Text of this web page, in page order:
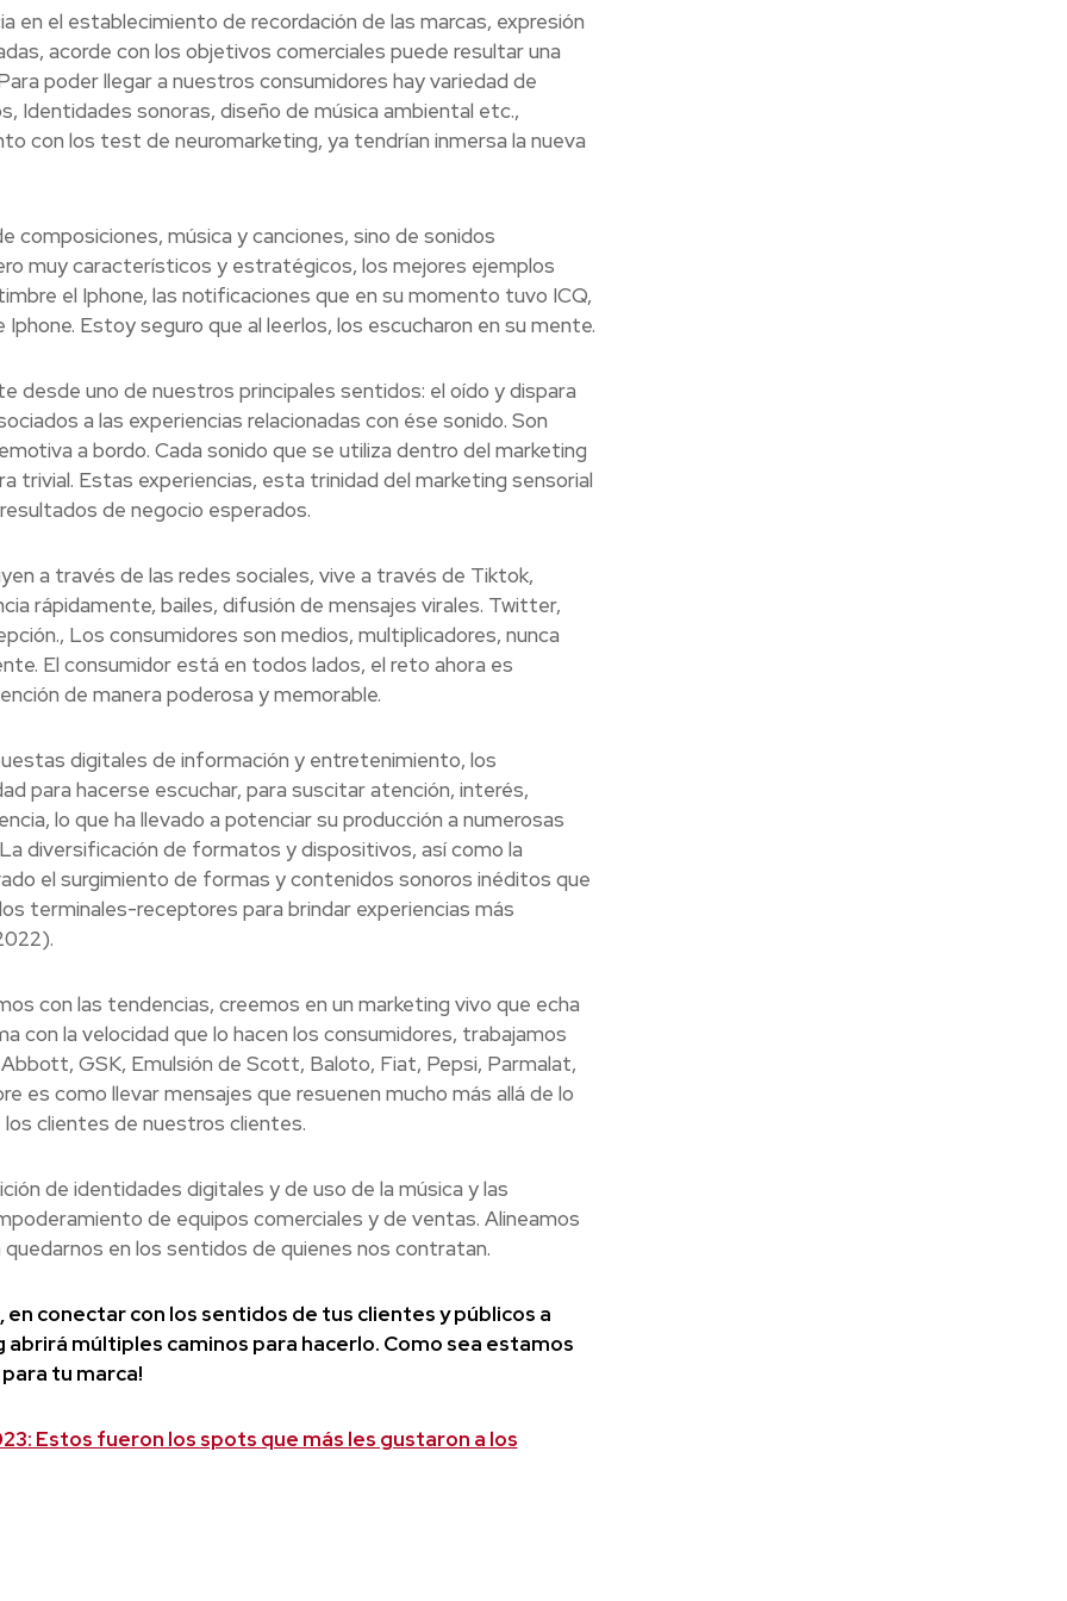
en el establecimiento de recordación de las marcas, expresión
acorde con los objetivos comerciales puede resultar una
poder llegar a nuestros consumidores hay variedad de
Identidades sonoras, diseño de música ambiental etc.,
con los test de neuromarketing, ya tendrían inmersa la nueva
música y canciones, sino de sonidos
muy característicos y estratégicos, los mejores ejemplos
el Iphone, las notificaciones que en su momento tuvo ICQ,
Estoy seguro que al leerlos, los escucharon en su mente.
desde uno de nuestros principales sentidos: el oído y dispara
a las experiencias relacionadas con ése sonido. Son
a bordo. Cada sonido que se utiliza dentro del marketing
trivial. Estas experiencias, esta trinidad del marketing sensorial
de negocio esperados.
a través de las redes sociales, vive a través de Tiktok,
rápidamente, bailes, difusión de mensajes virales. Twitter,
Los consumidores son medios, multiplicadores, nunca
El consumidor está en todos lados, el reto ahora es
de manera poderosa y memorable.
digitales de información y entretenimiento, los
para hacerse escuchar, para suscitar atención, interés,
lo que ha llevado a potenciar su producción a numerosas
diversificación de formatos y dispositivos, así como la
el surgimiento de formas y contenidos sonoros inéditos que
terminales-receptores para brindar experiencias más
con las tendencias, creemos en un marketing vivo que echa
con la velocidad que lo hacen los consumidores, trabajamos
GSK, Emulsión de Scott, Baloto, Fiat, Pepsi, Parmalat,
es como llevar mensajes que resuenen mucho más allá de lo
clientes de nuestros clientes.
de identidades digitales y de uso de la música y las
de equipos comerciales y de ventas. Alineamos
en los sentidos de quienes nos contratan.
conectar con los sentidos de tus clientes y públicos a
múltiples caminos para hacerlo. Como sea estamos
tu marca!
Estos fueron los spots que más les gustaron a los